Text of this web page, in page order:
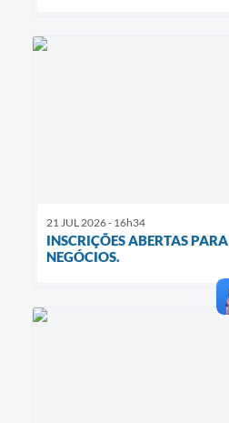
21 JUL 2026 - 16h34
INSCRIÇÕES ABERTAS
NEGÓCIOS.